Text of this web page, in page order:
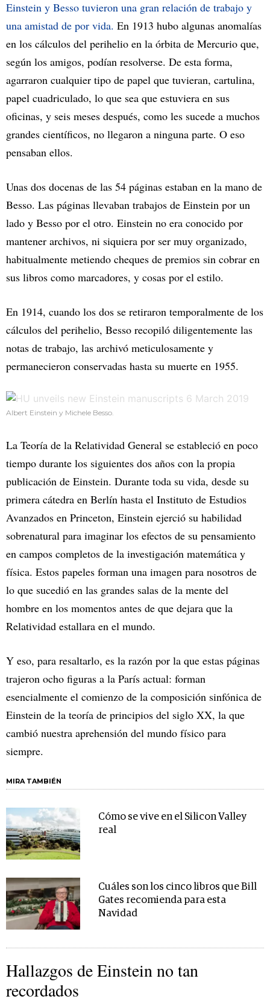
Einstein y Besso tuvieron una gran relación de trabajo y
una amistad de por vida. En 1913 hubo algunas anomalías
en los cálculos del perihelio en la órbita de Mercurio que,
según los amigos, podían resolverse. De esta forma,
agarraron cualquier tipo de papel que tuvieran, cartulina,
papel cuadriculado, lo que sea que estuviera en sus
oficinas, y seis meses después, como les sucede a muchos
grandes científicos, no llegaron a ninguna parte. O eso
pensaban ellos.
Unas dos docenas de las 54 páginas estaban en la mano de
Besso. Las páginas llevaban trabajos de Einstein por un
lado y Besso por el otro. Einstein no era conocido por
mantener archivos, ni siquiera por ser muy organizado,
habitualmente metiendo cheques de premios sin cobrar en
sus libros como marcadores, y cosas por el estilo.
En 1914, cuando los dos se retiraron temporalmente de los
cálculos del perihelio, Besso recopiló diligentemente las
notas de trabajo, las archivó meticulosamente y
permanecieron conservadas hasta su muerte en 1955.
Albert Einstein y Michele Besso.
La Teoría de la Relatividad General se estableció en poco
tiempo durante los siguientes dos años con la propia
publicación de Einstein. Durante toda su vida, desde su
primera cátedra en Berlín hasta el Instituto de Estudios
Avanzados en Princeton, Einstein ejerció su habilidad
sobrenatural para imaginar los efectos de su pensamiento
en campos completos de la investigación matemática y
física. Estos papeles forman una imagen para nosotros de
lo que sucedió en las grandes salas de la mente del
hombre en los momentos antes de que dejara que la
Relatividad estallara en el mundo.
Y eso, para resaltarlo, es la razón por la que estas páginas
trajeron ocho figuras a la París actual: forman
esencialmente el comienzo de la composición sinfónica de
Einstein de la teoría de principios del siglo XX, la que
cambió nuestra aprehensión del mundo físico para
siempre.
MIRA TAMBIÉN
Cómo se vive en el Silicon Valley
real
Cuáles son los cinco libros que Bill
Gates recomienda para esta
Navidad
Hallazgos de Einstein no tan
recordados